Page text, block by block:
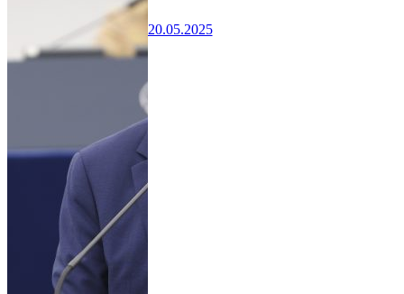
20.05.2025